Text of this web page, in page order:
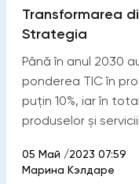
Transformarea
Strategia
Până în anul 2030
ponderea TIC în
puțin 10%, iar în
produselor și
05 Май /2023 07:59
Марина Кэлдаре